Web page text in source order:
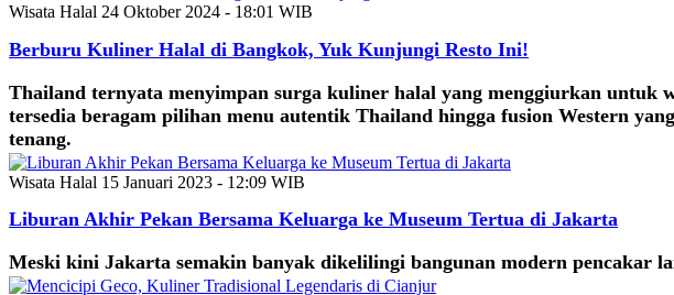
Wisata Halal 24 Oktober 2024 - 18:01 WIB
Berburu Kuliner Halal di Bangkok, Yuk Kunjungi Resto Ini!
Thailand ternyata menyimpan surga kuliner halal yang menggiurkan untuk
tersedia beragam pilihan menu autentik Thailand hingga fusion Western
tenang.
Wisata Halal 15 Januari 2023 - 12:09 WIB
Liburan Akhir Pekan Bersama Keluarga ke Museum Tertua di Jakarta
Meski kini Jakarta semakin banyak dikelilingi bangunan modern pencakar